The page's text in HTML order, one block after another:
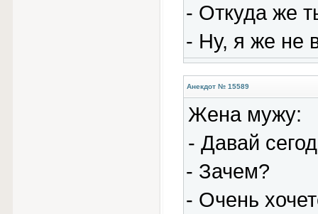
- Откуда же
- Ну, я же не
Анекдот № 15589
Жена мужу:
- Давай
- Зачем?
- Очень